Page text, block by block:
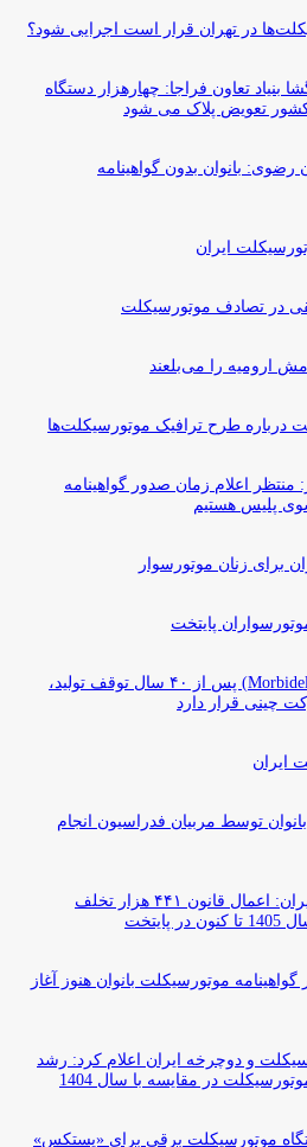
در تهران قرار است اجرایی شود؟
تعاون فراجا: چهارهزار دستگاه
تعویض پلاک می شود
رضوی: بانوان بدون گواهینامه
ایران
در تصادف موتورسیکلت
ارومیه را می‌بلعند
درباره طرح ترافیک موتورسیکلت‌ها
اعلام زمان صدور گواهینامه
پلیس هستیم
برای زنان موتورسوار
پایتخت
برند قدیمی موربیدلی (Morbidelli) پس از ۴۰ سال توقف تولید،
چینی قرار دارد
ایران
توسط مربیان فدراسیون انجام
فاجعه موتورسواری در ایران: اعمال قانون ۴۴۱ هزار تخلف
موتورسیکلت بانوان هنوز آغاز
و دوچرخه ایران اعلام کرد: رشد
25 هزار دستگاه موتورسیکلت برقی برای «پستکس»